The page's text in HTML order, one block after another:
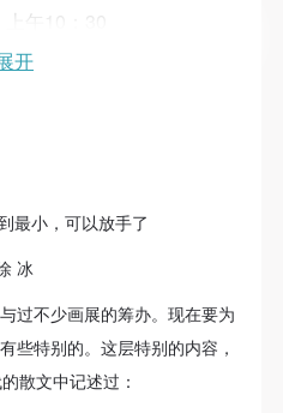
午10：30
相当有分量的部分，联系到
解这样一张表情不无严肃
“反动”。
开
最小，可以放手了
冰
过不少画展的筹办。现在要为
些特别的。这层特别的内容，
散文中记述过：
保险。活动中一旦出现事
援助的义务。参加活动的
济责任。参加本次活动者
应主动遵守美术馆活动秩
、展览、馆藏艺术作品及
因个人原因造成美术馆场
保险。活动中一旦出现事
援助的义务。参加活动的
济责任。参加本次活动者
应主动遵守美术馆活动秩
、展览、馆藏艺术作品及
因个人原因造成美术馆场
保险。活动中一旦出现事
援助的义务。参加活动的
济责任。参加本次活动者
应主动遵守美术馆活动秩
、展览、馆藏艺术作品及
因个人原因造成美术馆场